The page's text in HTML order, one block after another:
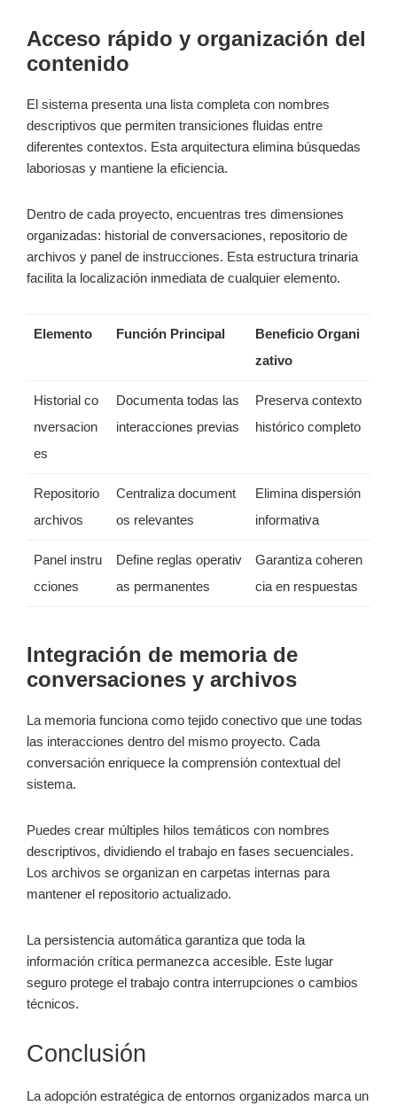
Acceso rápido y organización del
contenido
El sistema presenta una lista completa con nombres
descriptivos que permiten transiciones fluidas entre
diferentes contextos. Esta arquitectura elimina búsquedas
laboriosas y mantiene la eficiencia.
Dentro de cada proyecto, encuentras tres dimensiones
organizadas: historial de conversaciones, repositorio de
archivos y panel de instrucciones. Esta estructura trinaria
facilita la localización inmediata de cualquier elemento.
Elemento Función Principal
Beneficio Organi
zativo
Historial co
nversacion
es
Documenta todas las
interacciones previas
Preserva contexto
histórico completo
Repositorio
archivos
Centraliza document
os relevantes
Elimina dispersión
informativa
Panel instru
cciones
Define reglas operativ
as permanentes
Garantiza coheren
cia en respuestas
Integración de memoria de
conversaciones y archivos
La memoria funciona como tejido conectivo que une todas
las interacciones dentro del mismo proyecto. Cada
conversación enriquece la comprensión contextual del
sistema.
Puedes crear múltiples hilos temáticos con nombres
descriptivos, dividiendo el trabajo en fases secuenciales.
Los archivos se organizan en carpetas internas para
mantener el repositorio actualizado.
La persistencia automática garantiza que toda la
información crítica permanezca accesible. Este lugar
seguro protege el trabajo contra interrupciones o cambios
técnicos.
Conclusión
La adopción estratégica de entornos organizados marca un